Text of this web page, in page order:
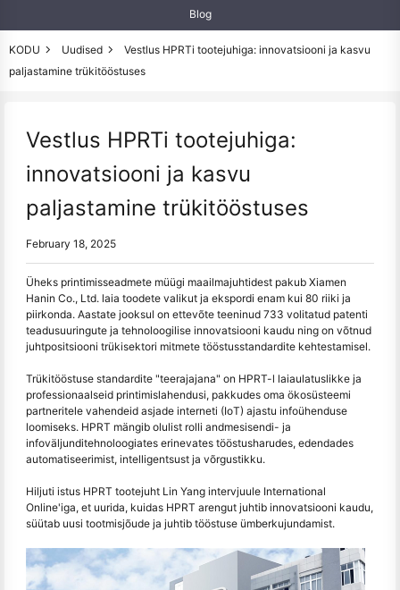
Blog
KODU Uudised
Vestlus HPRTi tootejuhiga: innovatsiooni ja kasvu
paljastamine trükitööstuses
Vestlus HPRTi tootejuhiga:
innovatsiooni ja kasvu
paljastamine trükitööstuses
February 18, 2025
Üheks printimisseadmete müügi maailmajuhtidest pakub Xiamen
Hanin Co., Ltd. laia toodete valikut ja ekspordi enam kui 80 riiki ja
piirkonda. Aastate jooksul on ettevõte teeninud 733 volitatud patenti
teadusuuringute ja tehnoloogilise innovatsiooni kaudu ning on võtnud
juhtpositsiooni trükisektori mitmete tööstusstandardite kehtestamisel.
Trükitööstuse standardite "teerajajana" on HPRT-l laiaulatuslikke ja
professionaalseid printimislahendusi, pakkudes oma ökosüsteemi
partneritele vahendeid asjade interneti (IoT) ajastu infoühenduse
loomiseks. HPRT mängib olulist rolli andmesisendi- ja
infoväljunditehnoloogiates erinevates tööstusharudes, edendades
automatiseerimist, intelligentsust ja võrgustikku.
Hiljuti istus HPRT tootejuht Lin Yang intervjuule International
Online'iga, et uurida, kuidas HPRT arengut juhtib innovatsiooni kaudu,
süütab uusi tootmisjõude ja juhtib tööstuse ümberkujundamist.